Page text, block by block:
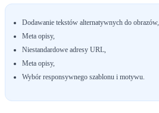
Dodawanie tekstów alternatywnych do obrazów,
Meta opisy,
Niestandardowe adresy URL,
Meta opisy,
Wybór responsywnego szablonu i motywu.